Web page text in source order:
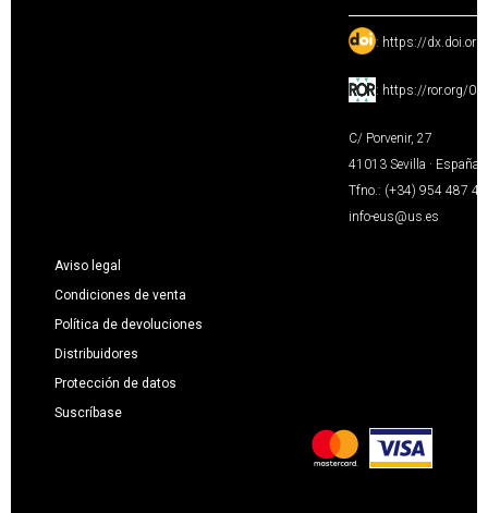
: https://
: https://ror.org/
C/ Porvenir, 27
41013 Sevilla · España
Tfno.: (+34) 954 487
info-eus@us.es
Aviso legal
Condiciones de venta
Política de devoluciones
Distribuidores
Protección de datos
Suscríbase